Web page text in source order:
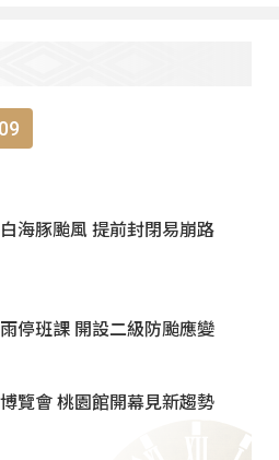
海豚颱風 提前封閉易崩路
停班課 開設二級防颱應變
覽會 桃園館開幕見新趨勢